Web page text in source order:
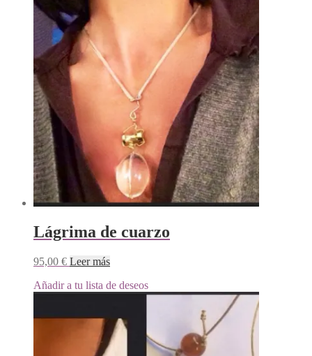
Lágrima de cuarzo
95,00 € Leer más
Añadir a tu lista de deseos